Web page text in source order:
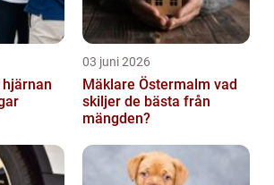
03 juni 2026
Mäklare Östermalm vad
skiljer de bästa från
mängden?